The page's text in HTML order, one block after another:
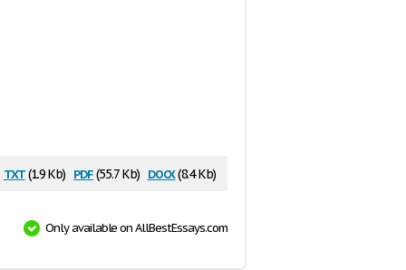
txt(1.9 Kb) pdf(55.7 Kb) docx(8.4 Kb)
Only available on AllBestEssays.com